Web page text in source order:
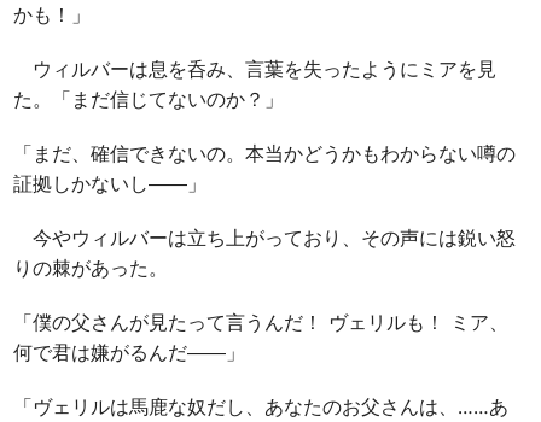
かも！」
ウィルバーは息を呑み、言葉を失ったようにミアを見
た。「まだ信じてないのか？」
「まだ、確信できないの。本当かどうかもわからない噂の
証拠しかないし――」
今やウィルバーは立ち上がっており、その声には鋭い怒
りの棘があった。
「僕の父さんが見たって言うんだ！ ヴェリルも！ ミア、
何で君は嫌がるんだ――」
「ヴェリルは馬鹿な奴だし、あなたのお父さんは、……あ